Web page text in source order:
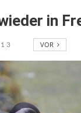
in
1 3 VOR